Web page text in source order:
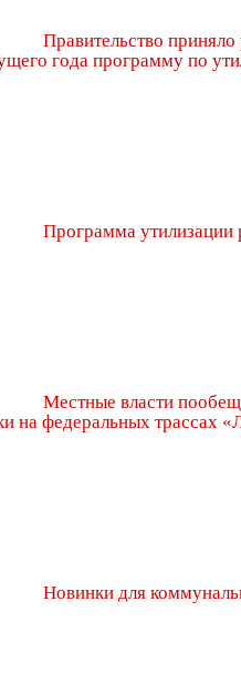
Правительство
года программу по
Программа утилизации
Местные власти
на федеральных трассах
Новинки для